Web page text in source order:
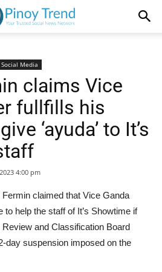
Social Media
claims Vice
fullfills his
‘ayuda’ to It’s
4:00 pm
claimed that Vice Ganda
to help the staff of It’s Showtime if
and Classification Board
day suspension imposed on the